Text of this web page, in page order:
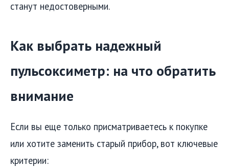
станут недостоверными.
Как выбрать надежный
пульсоксиметр: на что обратить
внимание
Если вы еще только присматриваетесь к покупке
или хотите заменить старый прибор, вот ключевые
критерии: